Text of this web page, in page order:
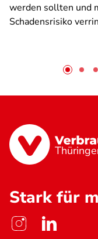
werden sollten und
Schadensrisiko
Stark für